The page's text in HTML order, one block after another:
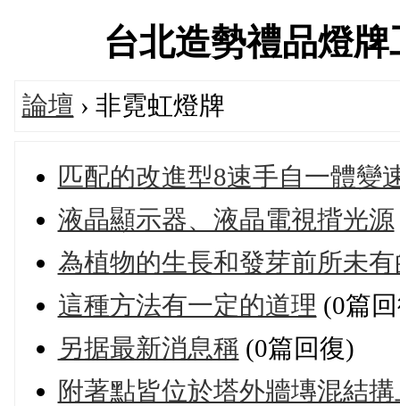
台北造勢禮品燈
論壇 › 非霓虹燈牌
匹配的改進型8速手自一體變
液晶顯示器、液晶電視揹光源
為植物的生長和發芽前所未
這種方法有一定的道理 (0篇
另据最新消息稱 (0篇回復)
附著點皆位於塔外牆塼混結搆